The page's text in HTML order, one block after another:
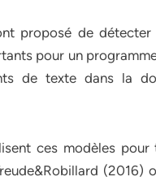
proposé de
pour un
de texte dans la
ces modèles pour